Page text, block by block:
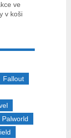
ve
v koši
Fallout
Palworld